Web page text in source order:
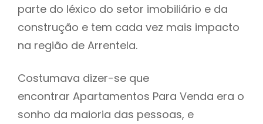
parte do léxico do setor imobiliário e da
construção e tem cada vez mais impacto
na região de Arrentela.
Costumava dizer-se que
encontrar Apartamentos Para Venda era o
sonho da maioria das pessoas, e